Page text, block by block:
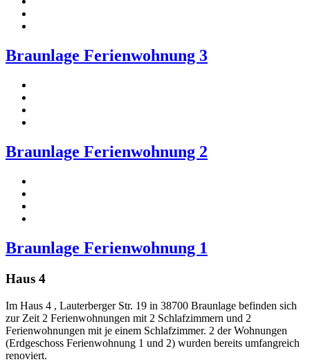
Braunlage Ferienwohnung 3
Braunlage Ferienwohnung 2
Braunlage Ferienwohnung 1
Haus 4
Im Haus 4 , Lauterberger Str. 19 in 38700 Braunlage befinden sich
zur Zeit 2 Ferienwohnungen mit 2 Schlafzimmern und 2
Ferienwohnungen mit je einem Schlafzimmer. 2 der Wohnungen
(Erdgeschoss Ferienwohnung 1 und 2) wurden bereits umfangreich
renoviert.